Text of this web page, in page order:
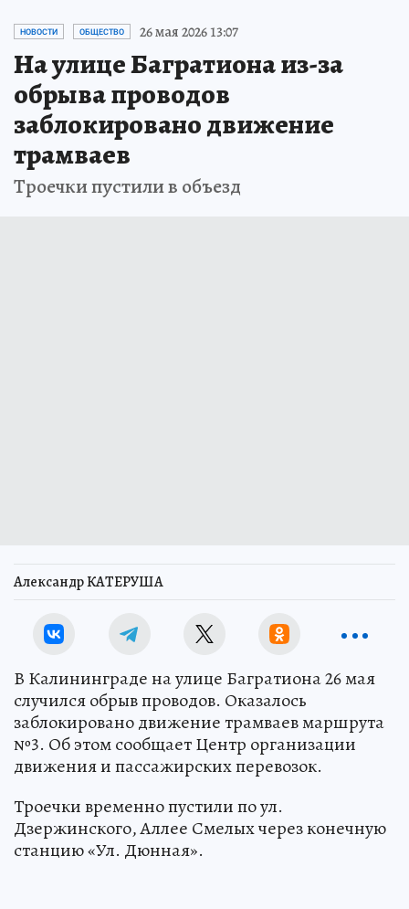
НОВОСТИ ОБЩЕСТВО 26 мая 2026 13:07
На улице Багратиона из-за
обрыва проводов
заблокировано движение
трамваев
Троечки пустили в объезд
Александр КАТЕРУША
В Калининграде на улице Багратиона 26 мая
случился обрыв проводов. Оказалось
заблокировано движение трамваев маршрута
№3. Об этом сообщает Центр организации
движения и пассажирских перевозок.
Троечки временно пустили по ул.
Дзержинского, Аллее Смелых через конечную
станцию «Ул. Дюнная».